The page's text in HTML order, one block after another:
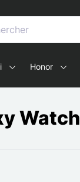
smartphones y
Honor